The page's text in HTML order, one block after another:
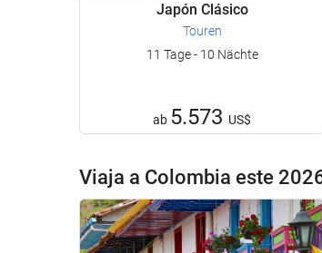
Japón Clásico
Touren
11 Tage - 10 Nächte
ab 5.573 US$
Viaja a Colombia este